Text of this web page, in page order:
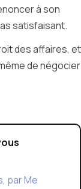
à son
satisfaisant.
des affaires, et
de négocier
par Me